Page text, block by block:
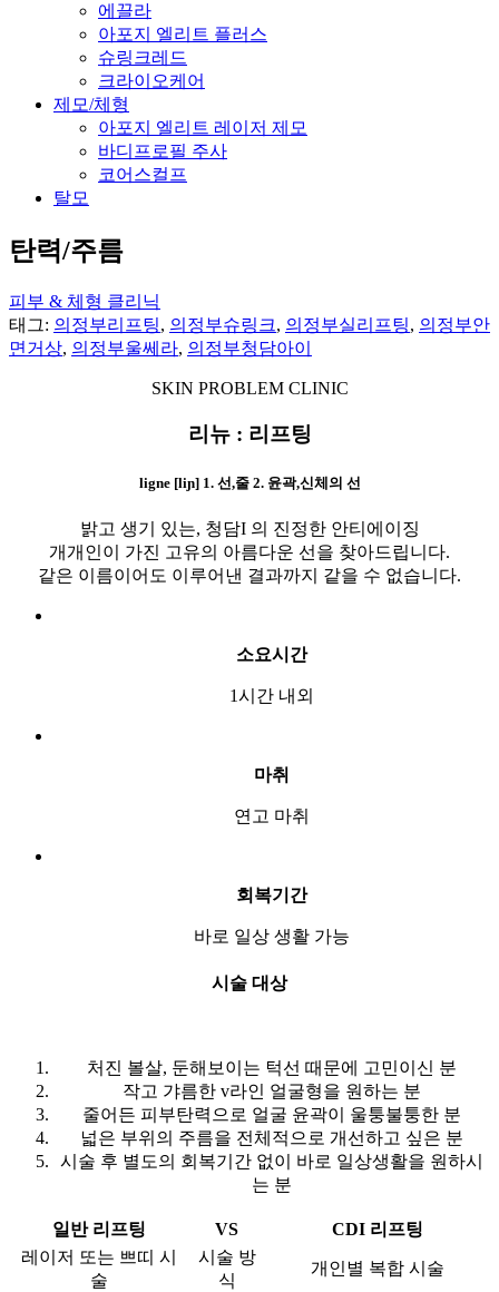
에끌라
아포지 엘리트 플러스
슈링크레드
크라이오케어
제모/체형
아포지 엘리트 레이저 제모
바디프로필 주사
코어스컬프
탈모
탄력/주름
피부 & 체형 클리닉
태그: 의정부리프팅, 의정부슈링크, 의정부실리프팅, 의정부안
면거상, 의정부울쎄라, 의정부청담아이
SKIN PROBLEM CLINIC
리뉴 : 리프팅
ligne [liɲ] 1. 선,줄 2. 윤곽,신체의 선
밝고 생기 있는, 청담I 의 진정한 안티에이징
개개인이 가진 고유의 아름다운 선을 찾아드립니다.
같은 이름이어도 이루어낸 결과까지 같을 수 없습니다.
소요시간
1시간 내외
마취
연고 마취
회복기간
바로 일상 생활 가능
시술 대상
처진 볼살, 둔해보이는 턱선 때문에 고민이신 분
작고 갸름한 v라인 얼굴형을 원하는 분
줄어든 피부탄력으로 얼굴 윤곽이 울퉁불퉁한 분
넓은 부위의 주름을 전체적으로 개선하고 싶은 분
시술 후 별도의 회복기간 없이 바로 일상생활을 원하시
는 분
일반 리프팅 VS
CDI 리프팅
레이저 또는 쁘띠 시
술
시술 방
식
개인별 복합 시술